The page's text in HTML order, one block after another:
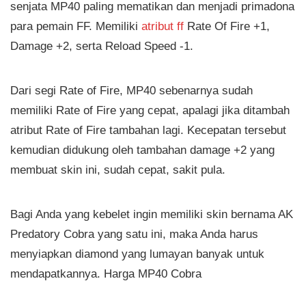
senjata MP40 paling mematikan dan menjadi primadona
para pemain FF. Memiliki atribut ff Rate Of Fire +1,
Damage +2, serta Reload Speed -1.
Dari segi Rate of Fire, MP40 sebenarnya sudah
memiliki Rate of Fire yang cepat, apalagi jika ditambah
atribut Rate of Fire tambahan lagi. Kecepatan tersebut
kemudian didukung oleh tambahan damage +2 yang
membuat skin ini, sudah cepat, sakit pula.
Bagi Anda yang kebelet ingin memiliki skin bernama AK
Predatory Cobra yang satu ini, maka Anda harus
menyiapkan diamond yang lumayan banyak untuk
mendapatkannya. Harga MP40 Cobra